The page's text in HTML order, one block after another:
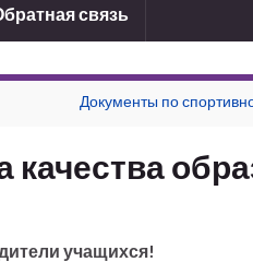
связь
Документы по
качества
учащихся!